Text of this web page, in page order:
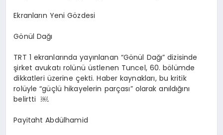
Ekranların Yeni Gözdesi
Gönül Dağı
TRT 1 ekranlarında yayınlanan “Gönül Dağı” dizisinde
şirket avukatı rolünü üstlenen Tuncel, 60. bölümde
dikkatleri üzerine çekti. Haber kaynakları, bu kritik
rolüyle “güçlü hikayelerin parçası” olarak anıldığını
belirtti￼.
Payitaht Abdülhamid